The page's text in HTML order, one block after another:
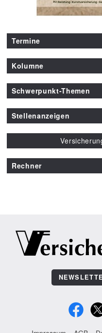
Termine
Kolumne
Schwerpunkt-Themen
Stellenanzeigen
Rechner